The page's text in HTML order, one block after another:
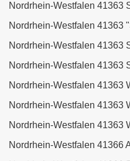
Nordrhein-Westfalen 41363
Nordrhein-Westfalen 41363
Nordrhein-Westfalen 41363
Nordrhein-Westfalen 41363
Nordrhein-Westfalen 41363
Nordrhein-Westfalen 41363
Nordrhein-Westfalen 41363
Nordrhein-Westfalen 41366